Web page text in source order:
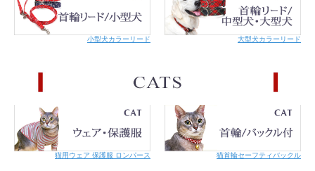
小型犬カラーリード 大型犬カラーリード
猫用ウェア 保護服 ロンパース 猫首輪セーフティバックル